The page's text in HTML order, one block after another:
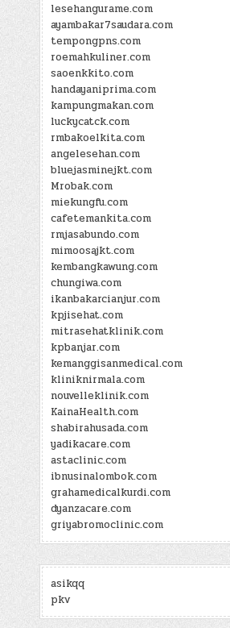
lesehangurame.com
ayambakar7saudara.com
tempongpns.com
roemahkuliner.com
saoenkkito.com
handayaniprima.com
kampungmakan.com
luckycatck.com
rmbakoelkita.com
angelesehan.com
bluejasminejkt.com
Mrobak.com
miekungfu.com
cafetemankita.com
rmjasabundo.com
mimoosajkt.com
kembangkawung.com
chungiwa.com
ikanbakarcianjur.com
kpjisehat.com
mitrasehatklinik.com
kpbanjar.com
kemanggisanmedical.com
kliniknirmala.com
nouvelleklinik.com
KainaHealth.com
shabirahusada.com
yadikacare.com
astaclinic.com
ibnusinalombok.com
grahamedicalkurdi.com
dyanzacare.com
griyabromoclinic.com
asikqq
pkv